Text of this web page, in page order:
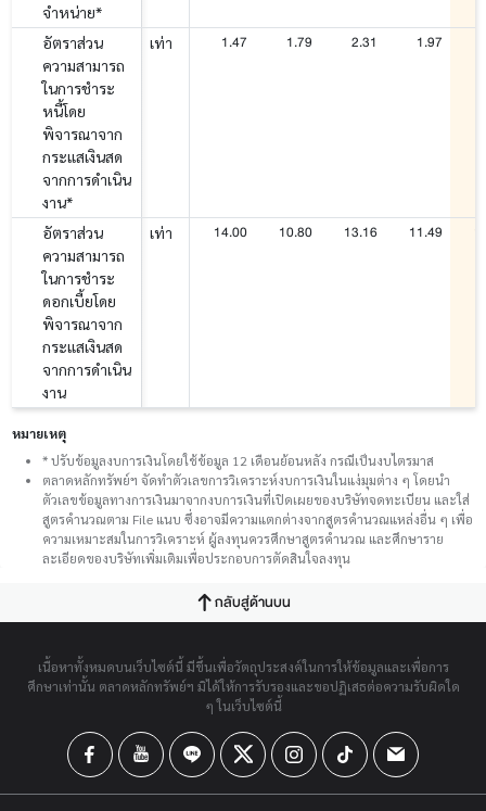
จำหน่าย*
อัตราส่วน
ความสามารถ
ในการชำระ
หนี้โดย
พิจารณาจาก
กระแสเงินสด
จากการดำเนิน
งาน*
เท่า 1.47 1.79 2.31 1.97
อัตราส่วน
ความสามารถ
ในการชำระ
ดอกเบี้ยโดย
พิจารณาจาก
กระแสเงินสด
จากการดำเนิน
งาน
เท่า 14.00 10.80 13.16 11.49
หมายเหตุ
* ปรับข้อมูลงบการเงินโดยใช้ข้อมูล 12 เดือนย้อนหลัง กรณีเป็นงบไตรมาส
ตลาดหลักทรัพย์ฯ จัดทำตัวเลขการวิเคราะห์งบการเงินในแง่มุมต่าง ๆ โดยนำ
ตัวเลขข้อมูลทางการเงินมาจากงบการเงินที่เปิดเผยของบริษัทจดทะเบียน และใส่
สูตรคำนวณตาม File แนบ ซึ่งอาจมีความแตกต่างจากสูตรคำนวณแหล่งอื่น ๆ เพื่อ
ความเหมาะสมในการวิเคราะห์ ผู้ลงทุนควรศึกษาสูตรคำนวณ และศึกษาราย
ละเอียดของบริษัทเพิ่มเติมเพื่อประกอบการตัดสินใจลงทุน
กลับสู่ด้านบน
เนื้อหาทั้งหมดบนเว็บไซต์นี้ มีขึ้นเพื่อวัตถุประสงค์ในการให้ข้อมูลและเพื่อการ
ศึกษาเท่านั้น ตลาดหลักทรัพย์ฯ มิได้ให้การรับรองและขอปฏิเสธต่อความรับผิดใด
ๆ ในเว็บไซต์นี้